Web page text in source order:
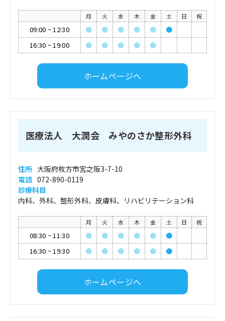
月 火 水 木 金 土 日 祝
09:00 ~12:30 ● ● ● ● ●
●
16:30 ~19:00 ● ● ● ● ●
ホームページへ
医療法人 大潤会 みやのさか整形外科
住所 大阪府枚方市宮之阪3-7-10
電話 072-890-0119
診療科目
内科、外科、整形外科、皮膚科、リハビリテーション科
月 火 水 木 金 土 日 祝
08:30 ~11:30 ● ● ● ● ●
●
16:30 ~19:30 ● ● ● ● ● ●
ホームページへ